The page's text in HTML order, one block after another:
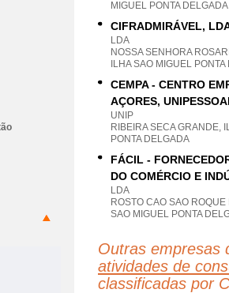
MIGUEL PONTA DELGADA
CIFRADMIRÁVEL,
LDA
NOSSA SENHORA
ILHA SAO MIGUEL
CEMPA - CENTRO
AÇORES,
UNIP
RIBEIRA SECA GRANDE,
PONTA DELGADA
FÁCIL -
DO COMÉRCIO E
LDA
ROSTO CAO SAO
SAO MIGUEL PONTA
Outras empresas
atividades de
classificadas por